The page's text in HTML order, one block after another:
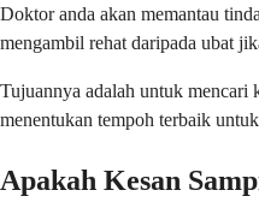
Doktor anda akan memantau
mengambil rehat daripada ubat
Tujuannya adalah untuk mencari
menentukan tempoh terbaik
Apakah Kesan